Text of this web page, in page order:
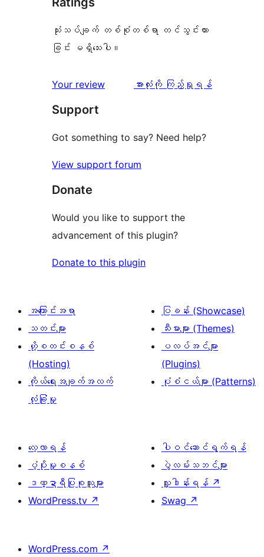
သုံးသပ်ချက် တစ်စုံတစ်ရာ တင်သွင်းထား
ခြင်း မရှိသေးပါ။
Your review
သုံးသပ်
အားလုံးကို ကြည့်ရှုရန်
Support
Got something to say? Need help?
View support forum
Donate
Would you like to support the
advancement of this plugin?
Donate to this plugin
အကြောင်းအရာ
သတင်းများ
ဟို့စတင်းစနစ်
(Hosting)
ကိုယ်ရေးအချက်အလက်
လုံခြုံမှု
ပြခန်း (Showcase)
သီးမားများ (Themes)
ပလပ်အင်များ
(Plugins)
ပုံစံငယ်များ (Patterns)
လေ့လာရန်
ပံ့ပိုးမှုစနစ်
ဒဏ္ဍာရီပြုစုသူများ
WordPress.tv ↗
ပါဝင်ဆောင်ရွက်ရန်
ပွဲလမ်းသဘင်များ
လှူဒါန်းရန် ↗
Swag ↗
WordPress.com ↗